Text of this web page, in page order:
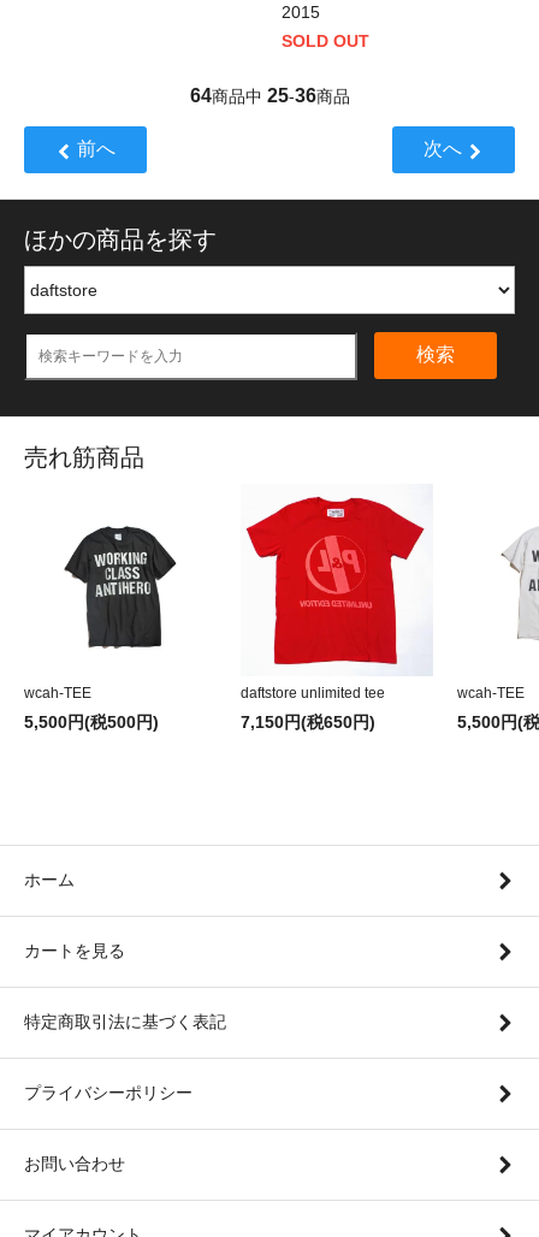
2015
SOLD OUT
64商品中 25-36商品
前へ 次へ
ほかの商品を探す
検索
売れ筋商品
wcah-TEE
5,500円(税500円)
daftstore unlimited tee
7,150円(税650円)
wcah-TEE
5,500円(
ホーム
カートを見る
特定商取引法に基づく表記
プライバシーポリシー
お問い合わせ